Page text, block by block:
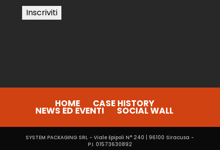
HOME CASE HISTORY
NEWS ED EVENTI SOCIAL WALL
SYSTEM PACKAGING SRL - Viale Epipoli N° 240 | 96100 Siracusa -
P.I. 01573630892